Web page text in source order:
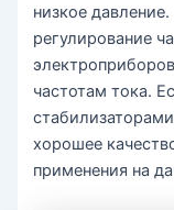
низкое
регулирование
частотам тока.
хорошее
применения на